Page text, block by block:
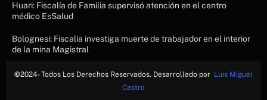
Huari: Fiscalía de Familia supervisó atención en el centro
médico EsSalud
Bolognesi: Fiscalía investiga muerte de trabajador en el interior
de la mina Magistral
©2024- Todos Los Derechos Reservados. Desarrollado por Luis Miguel
Castro